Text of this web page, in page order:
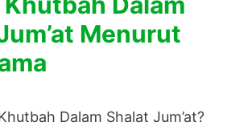
Menurut
Dalam Shalat Jum’at?